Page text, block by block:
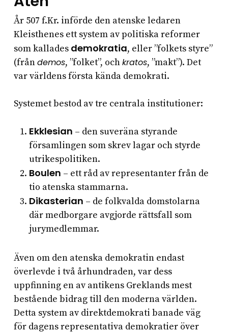
År 507 f.Kr. införde den atenske ledaren
Kleisthenes ett system av politiska reformer
som kallades demokratia, eller ”folkets styre”
(fråndemos, ”folket”, ochkratos, ”makt”). Det
var världens första kända demokrati.
Systemet bestod av tre centrala institutioner:
Ekklesian – den suveräna styrande
församlingen som skrev lagar och styrde
utrikespolitiken.
Boulen – ett råd av representanter från de
tio atenska stammarna.
Dikasterian – de folkvalda domstolarna
där medborgare avgjorde rättsfall som
jurymedlemmar.
Även om den atenska demokratin endast
överlevde i två århundraden, var dess
uppfinning en av antikens Greklands mest
bestående bidrag till den moderna världen.
Detta system av direktdemokrati banade väg
för dagens representativa demokratier över